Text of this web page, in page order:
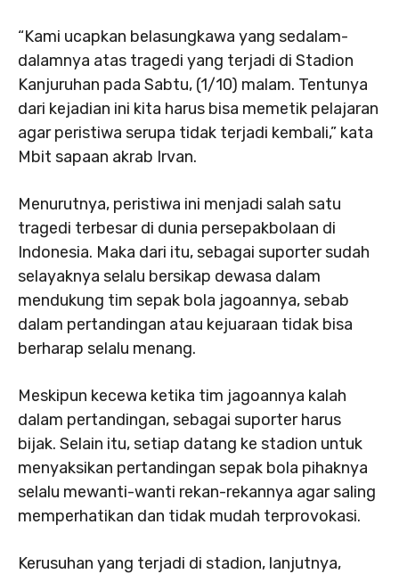
“Kami ucapkan belasungkawa yang sedalam-
dalamnya atas tragedi yang terjadi di Stadion
Kanjuruhan pada Sabtu, (1/10) malam. Tentunya
dari kejadian ini kita harus bisa memetik pelajaran
agar peristiwa serupa tidak terjadi kembali,” kata
Mbit sapaan akrab Irvan.
Menurutnya, peristiwa ini menjadi salah satu
tragedi terbesar di dunia persepakbolaan di
Indonesia. Maka dari itu, sebagai suporter sudah
selayaknya selalu bersikap dewasa dalam
mendukung tim sepak bola jagoannya, sebab
dalam pertandingan atau kejuaraan tidak bisa
berharap selalu menang.
Meskipun kecewa ketika tim jagoannya kalah
dalam pertandingan, sebagai suporter harus
bijak. Selain itu, setiap datang ke stadion untuk
menyaksikan pertandingan sepak bola pihaknya
selalu mewanti-wanti rekan-rekannya agar saling
memperhatikan dan tidak mudah terprovokasi.
Kerusuhan yang terjadi di stadion, lanjutnya,